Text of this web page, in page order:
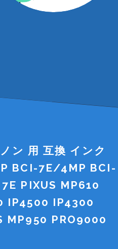
ン 用 互換 インク
BCI-7E/4MP BCI-
PIXUS MP610
IP4500 IP4300
MP950 PRO9000